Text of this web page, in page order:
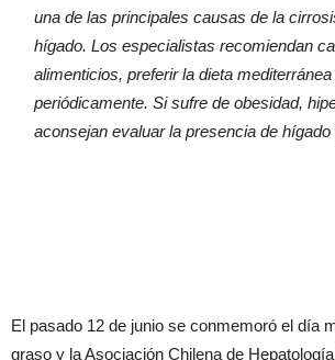
una de las principales causas de la
hígado. Los especialistas recomiendan
alimenticios, preferir la dieta
periódicamente. Si sufre de obesidad,
aconsejan evaluar la presencia de hígado
El pasado 12 de junio se conmemoró el día
graso y la Asociación Chilena de